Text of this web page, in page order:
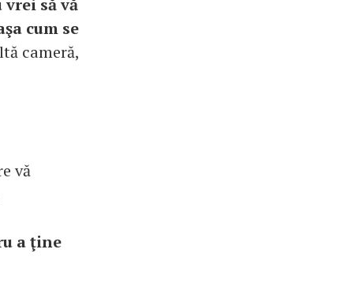
să vă
cum se
cameră,
vă
a ţine